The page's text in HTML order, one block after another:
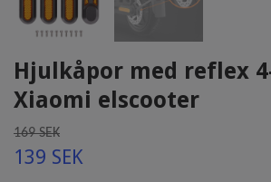
Hjulkåpor med reflex
Xiaomi elscooter
169 SEK
139 SEK